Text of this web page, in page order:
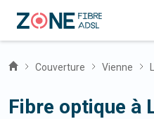
Couverture Vienne
Fibre optique à